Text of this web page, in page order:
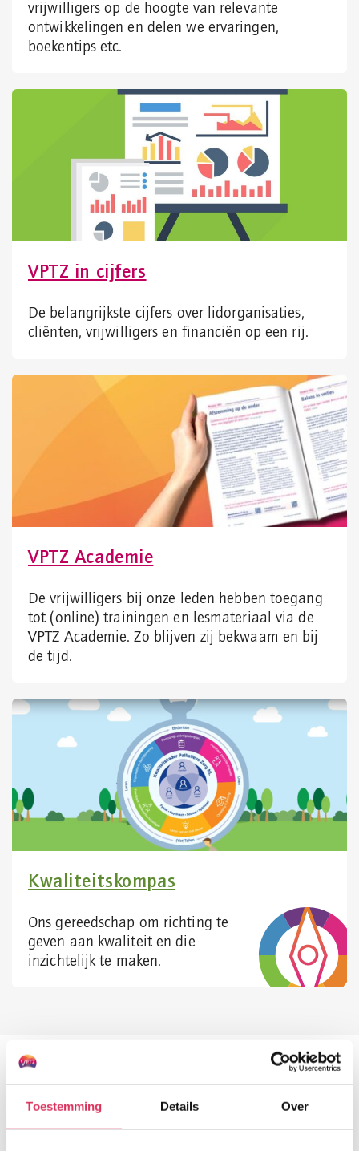
Toestemming Details Over
vrijwilligers op de hoogte van relevante
ontwikkelingen en delen we ervaringen,
boekentips etc.
VPTZ in cijfers
De belangrijkste cijfers over lidorganisaties,
cliënten, vrijwilligers en financiën op een rij.
VPTZ Academie
De vrijwilligers bij onze leden hebben toegang
tot (online) trainingen en lesmateriaal via de
VPTZ Academie. Zo blijven zij bekwaam en bij
de tijd.
Kwaliteitskompas
Ons gereedschap om richting te
geven aan kwaliteit en die
inzichtelijk te maken.
Nieuws